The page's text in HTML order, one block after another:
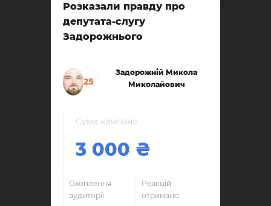
Розказали правду про
депутата-слугу
Задорожнього
25
Задорожній Микола
Миколайович
Сума кампанії
3 000
Охоплення
аудиторії
Реакцій
отримано